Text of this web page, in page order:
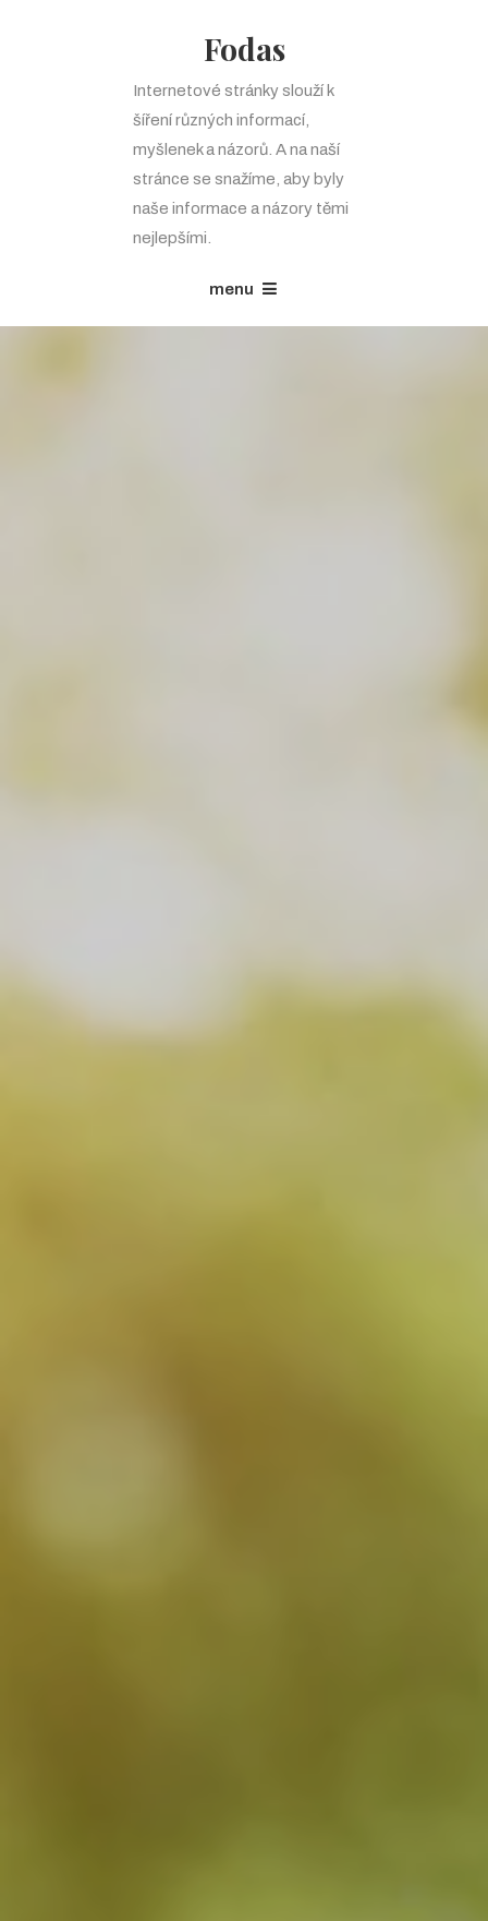
Fodas
Internetové stránky slouží k
šíření různých informací,
myšlenek a názorů. A na naší
stránce se snažíme, aby byly
naše informace a názory těmi
nejlepšími.
menu